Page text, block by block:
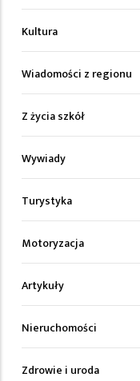
Kultura
Wiadomości z regionu
Z życia szkół
Wywiady
Turystyka
Motoryzacja
Artykuły
Nieruchomości
Zdrowie i uroda